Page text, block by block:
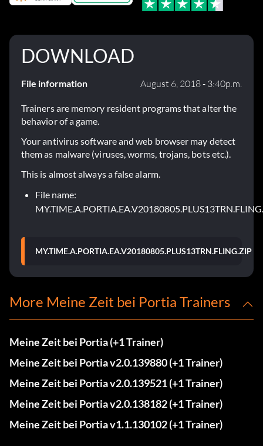
DOWNLOAD
File information August 6, 2018 - 3:40p.m.
Trainers are memory resident programs that alter the
behavior of a game.
Your antivirus software and web browser may detect
them as malware (viruses, worms, trojans, bots etc.).
This is almost always a false alarm.
File name:
MY.TIME.A.PORTIA.EA.V20180805.PLUS13TRN.FLING.ZIP
More Meine Zeit bei Portia Trainers
Meine Zeit bei Portia (+1 Trainer)
Meine Zeit bei Portia v2.0.139880 (+1 Trainer)
Meine Zeit bei Portia v2.0.139521 (+1 Trainer)
Meine Zeit bei Portia v2.0.138182 (+1 Trainer)
Meine Zeit bei Portia v1.1.130102 (+1 Trainer)